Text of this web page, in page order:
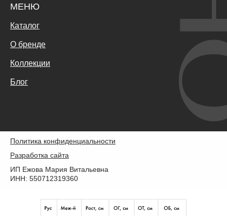
МЕНЮ
Каталог
О бренде
Коллекции
Блог
Политика конфиденциальности
Разработка сайта
ИП Ежова Мария Витальевна
ИНН: 550712319360